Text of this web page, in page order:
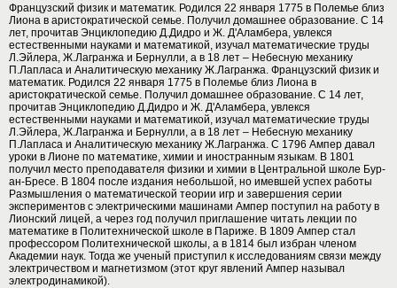
Французский физик и математик. Родился 22 января 1775 в Полемье близ
Лиона в аристократической семье. Получил домашнее образование. С 14
лет, прочитав Энциклопедию Д.Дидро и Ж. Д'Аламбера, увлекся
естественными науками и математикой, изучал математические труды
Л.Эйлера, Ж.Лагранжа и Бернулли, а в 18 лет – Небесную механику
П.Лапласа и Аналитическую механику Ж.Лагранжа. Французский физик и
математик. Родился 22 января 1775 в Полемье близ Лиона в
аристократической семье. Получил домашнее образование. С 14 лет,
прочитав Энциклопедию Д.Дидро и Ж. Д'Аламбера, увлекся
естественными науками и математикой, изучал математические труды
Л.Эйлера, Ж.Лагранжа и Бернулли, а в 18 лет – Небесную механику
П.Лапласа и Аналитическую механику Ж.Лагранжа. С 1796 Ампер давал
уроки в Лионе по математике, химии и иностранным языкам. В 1801
получил место преподавателя физики и химии в Центральной школе Бур-
ан-Бресе. В 1804 после издания небольшой, но имевшей успех работы
Размышления о математической теории игр и завершения серии
экспериментов с электрическими машинами Ампер поступил на работу в
Лионский лицей, а через год получил приглашение читать лекции по
математике в Политехнической школе в Париже. В 1809 Ампер стал
профессором Политехнической школы, а в 1814 был избран членом
Академии наук. Тогда же ученый приступил к исследованиям связи между
электричеством и магнетизмом (этот круг явлений Ампер называл
электродинамикой).